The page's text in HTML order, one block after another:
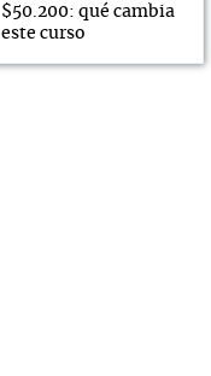
$50.200: qué cambia
este curso